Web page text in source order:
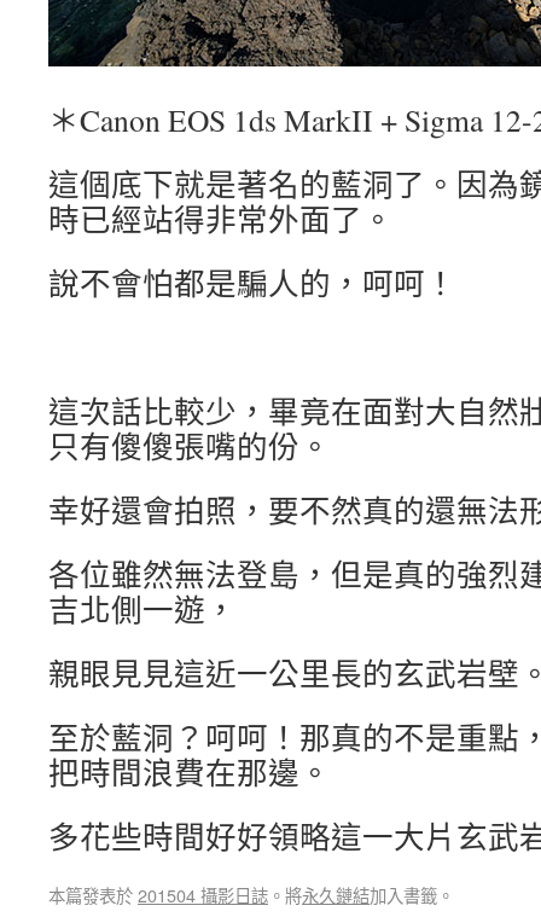
＊Canon EOS 1ds MarkII + Sigma
這個底下就是著名的藍洞了。因為
時已經站得非常外面了。
說不會怕都是騙人的，呵呵！
這次話比較少，畢竟在面對大自然
只有傻傻張嘴的份。
幸好還會拍照，要不然真的還無法
各位雖然無法登島，但是真的強烈
吉北側一遊，
親眼見見這近一公里長的玄武岩壁
至於藍洞？呵呵！那真的不是重點
把時間浪費在那邊。
多花些時間好好領略這一大片玄武
本篇發表於201504 攝影日誌 。將永久鏈結加入書籤。